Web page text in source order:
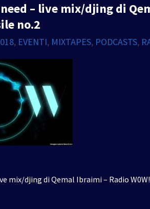
– live mix/djing di
no.2
, EVENTI, MIXTAPES, PODCASTS,
mix/djing di Qemal Ibraimi – Radio